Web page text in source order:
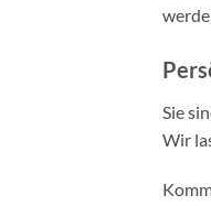
Sie
Wir